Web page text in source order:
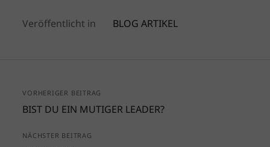
Veröffentlicht in BLOG ARTIKEL
VORHERIGER BEITRAG
BIST DU EIN MUTIGER LEADER?
NÄCHSTER BEITRAG